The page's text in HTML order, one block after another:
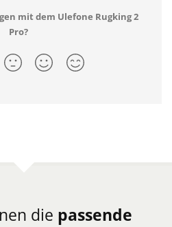
mit dem Ulefone Rugking 2
Pro?
die passende